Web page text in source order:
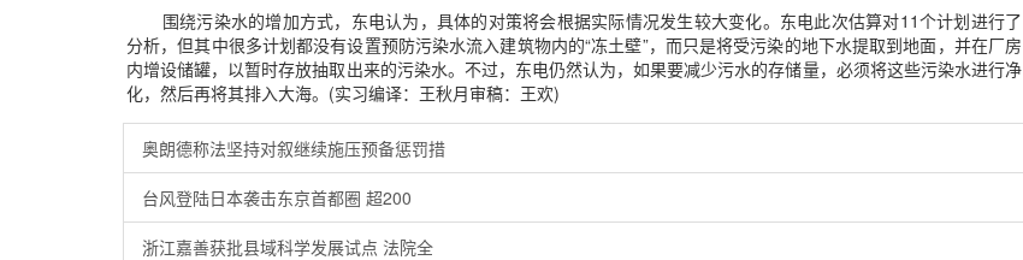
围绕污染水的增加方式，东电认为，具体的对策将会根据实际情况发生较大变化。东电此次估算对11个计划进行了
分析，但其中很多计划都没有设置预防污染水流入建筑物内的“冻土壁”，而只是将受污染的地下水提取到地面，并在厂房
内增设储罐，以暂时存放抽取出来的污染水。不过，东电仍然认为，如果要减少污水的存储量，必须将这些污染水进行净
化，然后再将其排入大海。(实习编译：王秋月审稿：王欢)
奥朗德称法坚持对叙继续施压预备惩罚措
台风登陆日本袭击东京首都圈 超200
浙江嘉善获批县域科学发展试点 法院全